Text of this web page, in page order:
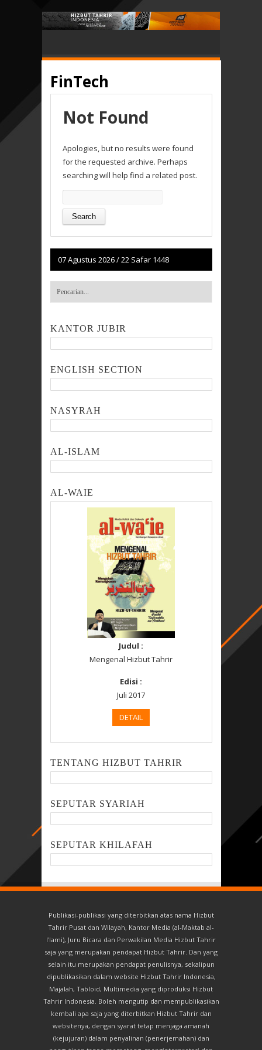
FinTech
Not Found
Apologies, but no results were found
for the requested archive. Perhaps
searching will help find a related post.
for:
07 Agustus 2026/22 Safar 1448
KANTOR JUBIR
ENGLISH SECTION
NASYRAH
AL-ISLAM
AL-WAIE
Judul :
Mengenal Hizbut Tahrir
Edisi :
Juli 2017
DETAIL
TENTANG HIZBUT TAHRIR
SEPUTAR SYARIAH
SEPUTAR KHILAFAH
Publikasi-publikasi yang diterbitkan atas nama Hizbut
Tahrir Pusat dan Wilayah, Kantor Media (al-Maktab al-
I'lami), Juru Bicara dan Perwakilan Media Hizbut Tahrir
saja yang merupakan pendapat Hizbut Tahrir. Dan yang
selain itu merupakan pendapat penulisnya, sekalipun
dipublikasikan dalam website Hizbut Tahrir Indonesia,
Majalah, Tabloid, Multimedia yang diproduksi Hizbut
Tahrir Indonesia. Boleh mengutip dan mempublikasikan
kembali apa saja yang diterbitkan Hizbut Tahrir dan
websitenya, dengan syarat tetap menjaga amanah
(kejujuran) dalam penyalinan (penerjemahan) dan